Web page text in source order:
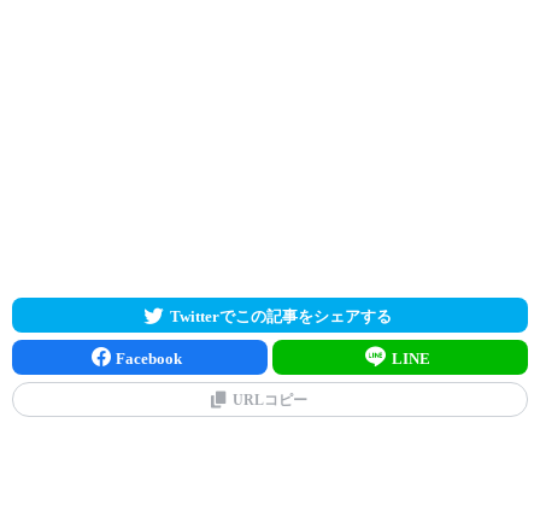
Twitterでこの記事をシェアする
Facebook LINE
URLコピー